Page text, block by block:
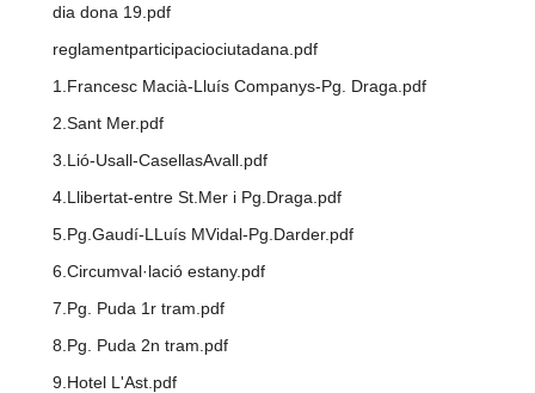
dia dona 19.pdf
reglamentparticipaciociutadana.pdf
1.Francesc Macià-Lluís Companys-Pg. Draga.pdf
2.Sant Mer.pdf
3.Lió-Usall-CasellasAvall.pdf
4.Llibertat-entre St.Mer i Pg.Draga.pdf
5.Pg.Gaudí-LLuís MVidal-Pg.Darder.pdf
6.Circumval·lació estany.pdf
7.Pg. Puda 1r tram.pdf
8.Pg. Puda 2n tram.pdf
9.Hotel L'Ast.pdf